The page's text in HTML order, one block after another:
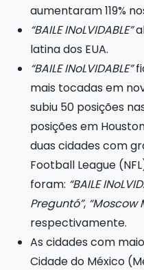
aumentaram 119%
“BAILE INoLVIDABLE”
latina dos EUA.
“BAILE INoLVIDABLE”
mais tocadas em
subiu 50 posições
posições em
duas cidades com
Football League
foram: “BAILE
Preguntó”, “Moscow
respectivamente.
As cidades com
Cidade do México